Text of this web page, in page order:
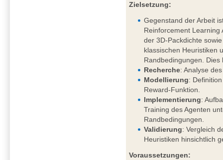
Zielsetzung:
Gegenstand der Arbeit
Reinforcement
der 3D-Packdichte
klassischen Heuristiken
Randbedingungen.
Recherche: Analyse
Modellierung:
Reward-Funktion.
Implementierung:
Training des Agenten
Randbedingungen.
Validierung: Vergleich
Heuristiken hinsichtlich
Voraussetzungen: